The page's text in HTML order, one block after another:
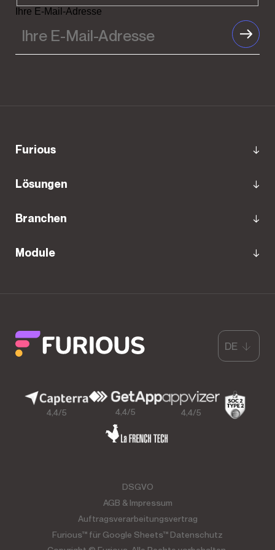
Ihre E-Mail-Adresse
Furious
Lösungen
Branchen
Module
4,4/5 4,4/5 4,4/5
DSGVO
AGB & Impressum
Auftragsverarbeitungsvertrag
Furious™ für Google Sheets™ Datenschutz
DE